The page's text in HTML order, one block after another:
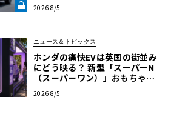
AB》
2026 8/5
ニュース＆トピックス
ホンダの痛快EVは英国の街並み
にどう映る？ 新型「スーパーN
（スーパーワン）」おもちゃ箱
2026 8/5